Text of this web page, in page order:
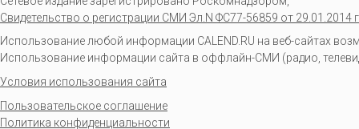
Свидетельство о регистрации СМИ Эл.N ФС77-56859 от 29.01.2014 г.
Использование любой информации CALEND.RU на веб-сайтах
Использование информации сайта в оффлайн-СМИ (радио,
Условия использования сайта
Пользовательское соглашение
Политика конфиденциальности